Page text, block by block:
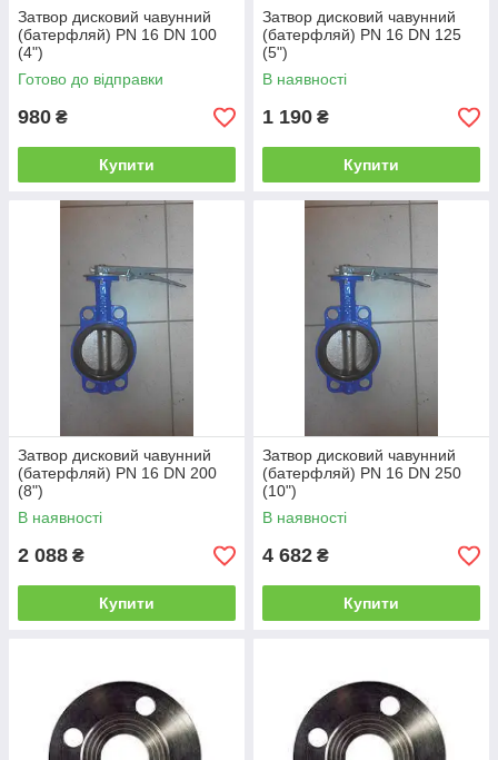
Затвор дисковий чавунний
(батерфляй) PN 16 DN 100
(4")
Готово до відправки
980 ₴
Купити
Затвор дисковий чавунний
(батерфляй) PN 16 DN 125
(5")
В наявності
1 190 ₴
Купити
Затвор дисковий чавунний
(батерфляй) PN 16 DN 200
(8")
В наявності
2 088 ₴
Купити
Затвор дисковий чавунний
(батерфляй) PN 16 DN 250
(10")
В наявності
4 682 ₴
Купити